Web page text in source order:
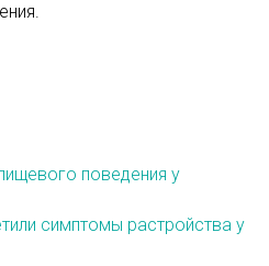
поведения у
симптомы растройства у